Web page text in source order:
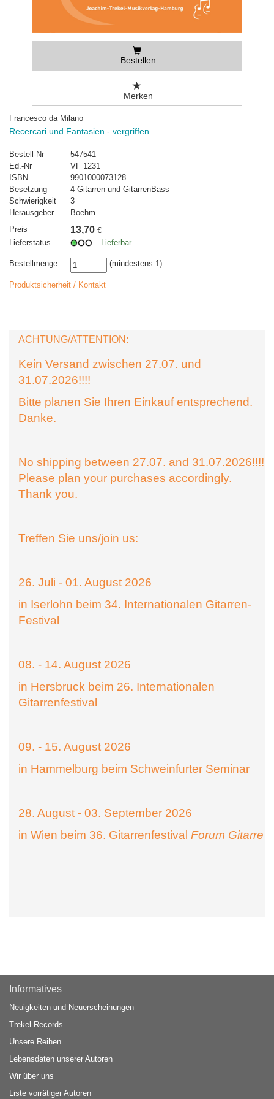
Bestellen
Merken
Francesco da Milano
Recercari und Fantasien - vergriffen
Bestell-Nr
547541
Ed.-Nr
VF 1231
ISBN
9901000073128
Besetzung
4 Gitarren und GitarrenBass
Schwierigkeit
3
Herausgeber
Boehm
Preis
13,70 €
Lieferstatus
Lieferbar
Bestellmenge (mindestens 1)
Produktsicherheit / Kontakt
ACHTUNG/ATTENTION:
Kein Versand zwischen 27.07. und
31.07.2026!!!!
Bitte planen Sie Ihren Einkauf entsprechend.
Danke.
No shipping between 27.07. and 31.07.2026!!!!
Please plan your purchases accordingly.
Thank you.
Treffen Sie uns/join us:
26. Juli - 01. August 2026
in Iserlohn beim 34. Internationalen Gitarren-
Festival
08. - 14. August 2026
in Hersbruck beim 26. Internationalen
Gitarrenfestival
09. - 15. August 2026
in Hammelburg beim Schweinfurter Seminar
28. August - 03. September 2026
in Wien beim 36. Gitarrenfestival Forum Gitarre
Informatives
Neuigkeiten und Neuerscheinungen
Trekel Records
Unsere Reihen
Lebensdaten unserer Autoren
Wir über uns
Liste vorrätiger Autoren